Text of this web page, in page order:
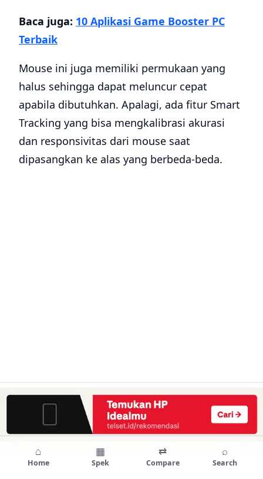
Baca juga: 10 Aplikasi Game Booster PC
Terbaik
Mouse ini juga memiliki permukaan yang
halus sehingga dapat meluncur cepat
apabila dibutuhkan. Apalagi, ada fitur Smart
Tracking yang bisa mengkalibrasi akurasi
dan responsivitas dari mouse saat
dipasangkan ke alas yang berbeda-beda.
⌂
Home
▦
Spek
⇄
Compare
⌕
Search